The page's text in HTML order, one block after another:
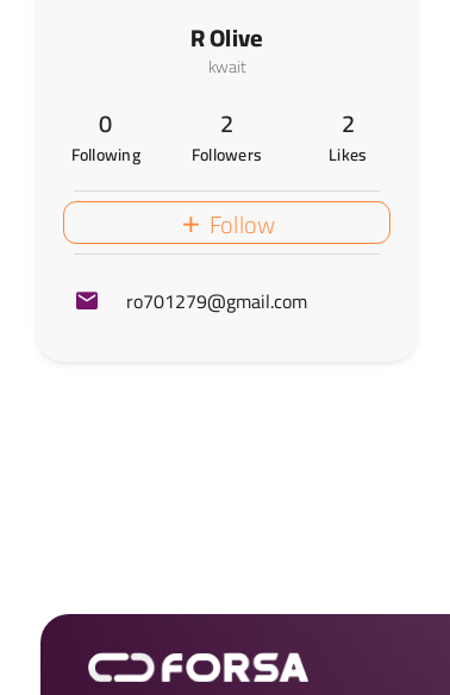
R Olive
kwait
0
Following
2
Followers
2
Likes
Follow
ro701279@gmail.com